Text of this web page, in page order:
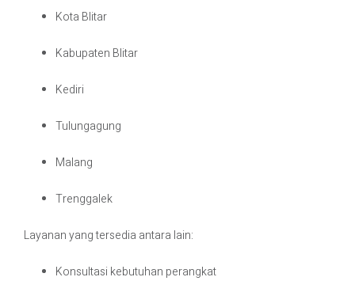
Kota Blitar
Kabupaten Blitar
Kediri
Tulungagung
Malang
Trenggalek
Layanan yang tersedia antara lain:
Konsultasi kebutuhan perangkat